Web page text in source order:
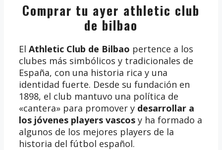
Comprar tu ayer athletic club
de bilbao
El Athletic Club de Bilbao pertence a los
clubes más simbólicos y tradicionales de
España, con una historia rica y una
identidad fuerte. Desde su fundación en
1898, el club mantuvo una política de
«cantera» para promover y desarrollar a
los jóvenes players vascos y ha formado a
algunos de los mejores players de la
historia del fútbol español.